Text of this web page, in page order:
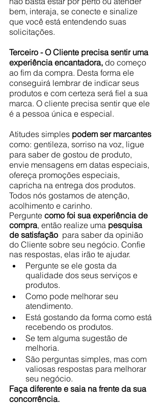
bem, interaja, se conecte e sinalize
que você está entendendo suas
solicitações.
Terceiro - O Cliente precisa sentir uma
experiência encantadora, do começo
ao fim da compra. Desta forma ele
conseguirá lembrar de indicar seus
produtos e com certeza será fiel a sua
marca. O cliente precisa sentir que ele
é a pessoa única e especial.
Atitudes simples podem ser marcantes
como: gentileza, sorriso na voz, ligue
para saber de gostou de produto,
envie mensagens em datas especiais,
ofereça promoções especiais,
capricha na entrega dos produtos.
Todos nós gostamos de atenção,
acolhimento e carinho.
Pergunte como foi sua experiência de
compra, então realize uma pesquisa
de satisfação para saber da opinião
do Cliente sobre seu negócio. Confie
nas respostas, elas irão te ajudar.
Pergunte se ele gosta da
qualidade dos seus serviços e
produtos.
Como pode melhorar seu
atendimento.
Está gostando da forma como está
recebendo os produtos.
Se tem alguma sugestão de
melhoria.
São perguntas simples, mas com
valiosas respostas para melhorar
seu negócio.
Faça diferente e saia na frente da sua
concorrência.